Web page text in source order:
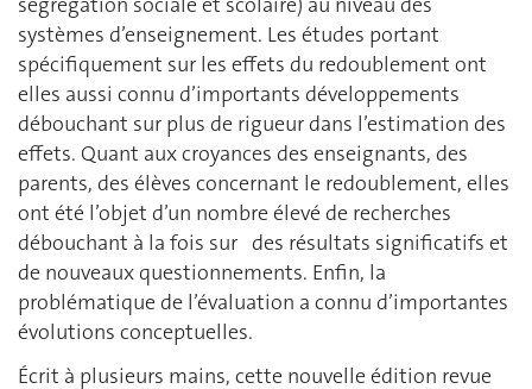
systèmes d’enseignement. Les études portant
spécifiquement sur les effets du redoublement ont
elles aussi connu d’importants développements
débouchant sur plus de rigueur dans l’estimation des
effets. Quant aux croyances des enseignants, des
parents, des élèves concernant le redoublement, elles
ont été l’objet d’un nombre élevé de recherches
débouchant à la fois sur des résultats significatifs et
de nouveaux questionnements. Enfin, la
problématique de l’évaluation a connu d’importantes
évolutions conceptuelles.
Écrit à plusieurs mains, cette nouvelle édition revue